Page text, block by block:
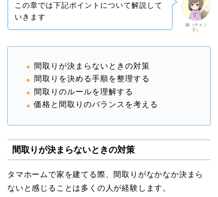
嫁（チャン
子）
この章では下記ポイントについて解説して
いきます
間取りが決まらないときの対策
間取りを決める手順を整理する
間取りのルールを理解する
価格と間取りのバランスを考える
間取りが決まらないときの対策
タマホームで家を建てる際、間取りがなかなか決まら
ないと感じることは多くの人が経験します。